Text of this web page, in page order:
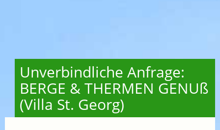
Unverbindliche Anfrage:
BERGE & THERMEN GENUß
(Villa St. Georg)